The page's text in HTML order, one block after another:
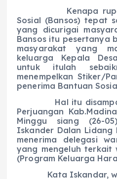
Kenapa
Sosial (Bansos) tepat
yang dicurigai
Bansos itu pesertanya
masyarakat yang
keluarga Kepala
untuk itulah
menempelkan Stiker/
penerima Bantuan
Hal itu
Perjuangan
Minggu siang (26-
Iskander Dalan Lidang
menerima delegasi
yang mengeluh terkait
(Program Keluarga
Kata Iskandar,